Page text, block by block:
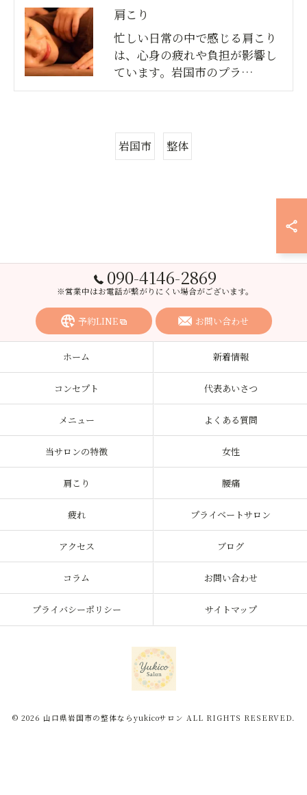
肩こり
忙しい日常の中で感じる肩こり
は、心身の疲れや負担が影響し
ています。岩国市のプラ…
岩国市 整体
090-4146-2869
※営業中はお電話が繋がりにくい場合がございます。
予約LINE お問い合わせ
ホーム 新着情報
コンセプト 代表あいさつ
メニュー よくある質問
当サロンの特徴 女性
肩こり 腰痛
疲れ プライベートサロン
アクセス ブログ
コラム お問い合わせ
プライバシーポリシー サイトマップ
© 2026 山口県岩国市の整体ならyukicoサロン ALL RIGHTS RESERVED.